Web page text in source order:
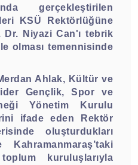
gerçekleştirilen
KSÜ Rektörlüğüne
Niyazi Can'ı tebrik
olması temennisinde
Ahlak, Kültür ve
Gençlik, Spor ve
Yönetim Kurulu
ifade eden Rektör
oluşturdukları
Kahramanmaraş’taki
kuruluşlarıyla